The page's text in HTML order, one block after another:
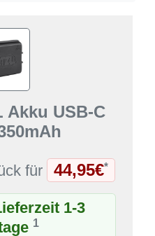
Akku USB-C
für 44,95€*
1-3
1